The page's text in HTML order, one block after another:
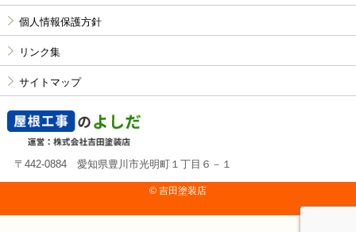
個人情報保護方針
リンク集
サイトマップ
〒442-0884 愛知県豊川市光明町１丁目６－１
© 吉⽥塗装店